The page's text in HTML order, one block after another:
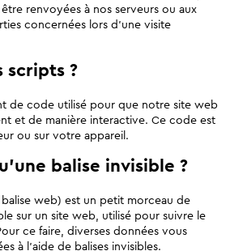
renvoyées à nos serveurs ou aux
concernées lors d’une visite
scripts ?
de code utilisé pour que notre site web
et de manière interactive. Ce code est
ou sur votre appareil.
balise invisible ?
web) est un petit morceau de
sur un site web, utilisé pour suivre le
ce faire, diverses données vous
à l’aide de balises invisibles.